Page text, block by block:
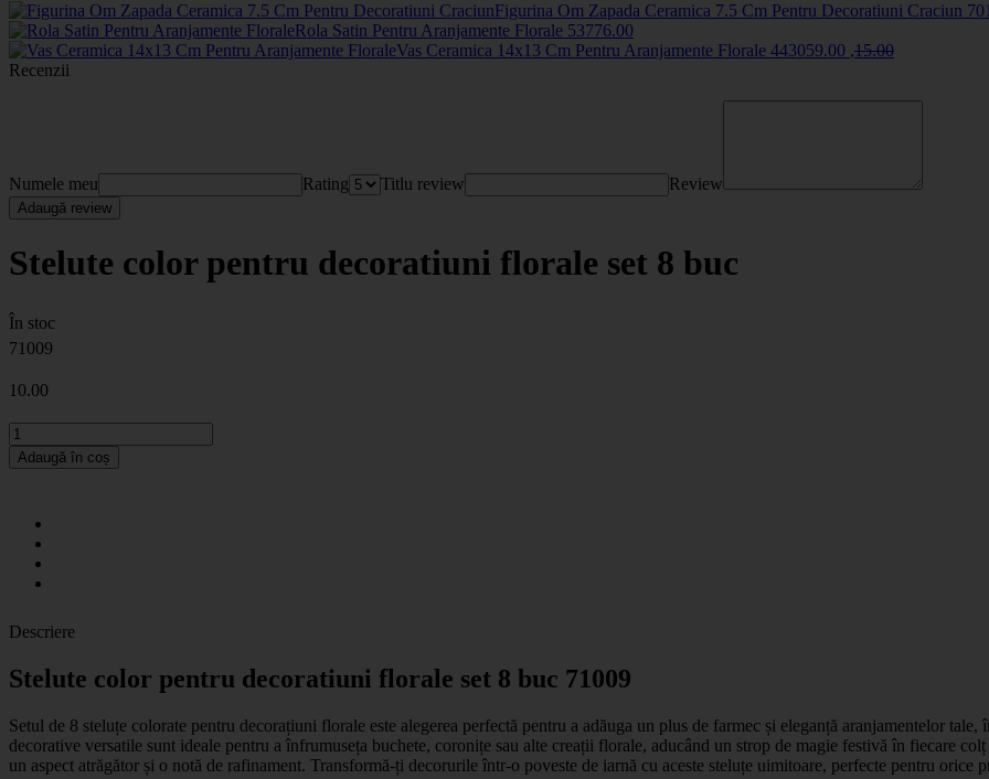
Figurina Om Zapada Ceramica 7.5 Cm Pentru Decoratiuni Craciun
Rola Satin Pentru Aranjamente Florale 53776.00
Vas Ceramica 14x13 Cm Pentru Aranjamente Florale 443059.00 ,15.00
Recenzii
Numele meu Rating Titlu review Review
Adaugă review
Stelute color pentru decoratiuni florale set 8 buc
În stoc
71009
10.00
Adaugă în coș
Descriere
Stelute color pentru decoratiuni florale set 8 buc 71009
Setul de 8 steluțe colorate pentru decorațiuni florale este alegerea perfectă pentru a adăuga un plus de farmec și eleganță aranjamentelor
decorative versatile sunt ideale pentru a înfrumuseța buchete, coronițe sau alte creații florale, aducând un strop de magie festivă în fiecare
un aspect atrăgător și o notă de rafinament. Transformă-ți decorurile într-o poveste de iarnă cu aceste steluțe uimitoare, perfecte pentru orice